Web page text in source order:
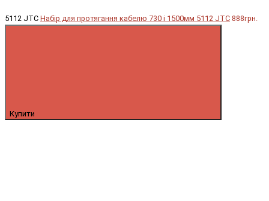
5112 JTC Набір для протягання кабелю 730 і 1500мм 5112 JTC 888грн.
Купити